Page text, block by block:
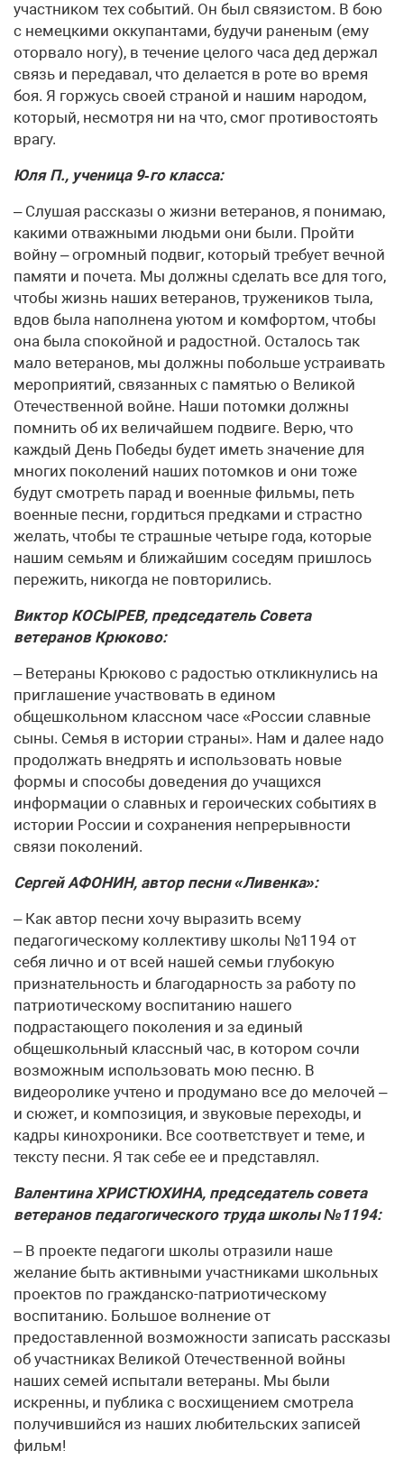
участником тех событий. Он был связистом. В бою
с немецкими оккупантами, будучи раненым (ему
оторвало ногу), в течение целого часа дед держал
связь и передавал, что делается в роте во время
боя. Я горжусь своей страной и нашим народом,
который, несмотря ни на что, смог противостоять
врагу.
Юля П., ученица 9‑го класса:
– Слушая рассказы о жизни ветеранов, я понимаю,
какими отважными людьми они были. Пройти
войну – огромный подвиг, который требует вечной
памяти и почета. Мы должны сделать все для того,
чтобы жизнь наших ветеранов, тружеников тыла,
вдов была наполнена уютом и комфортом, чтобы
она была спокойной и радостной. Осталось так
мало ветеранов, мы должны побольше устраивать
мероприятий, связанных с памятью о Великой
Отечественной войне. Наши потомки должны
помнить об их величайшем подвиге. Верю, что
каждый День Победы будет иметь значение для
многих поколений наших потомков и они тоже
будут смотреть парад и военные фильмы, петь
военные песни, гордиться предками и страстно
желать, чтобы те страшные четыре года, которые
нашим семьям и ближайшим соседям пришлось
пережить, никогда не повторились.
Виктор КОСЫРЕВ, председатель Совета
ветеранов Крюково:
– Ветераны Крюково с радостью откликнулись на
приглашение участвовать в едином
общешкольном классном часе «России славные
сыны. Семья в истории страны». Нам и далее надо
продолжать внедрять и использовать новые
формы и способы доведения до учащихся
информации о славных и героических событиях в
истории России и сохранения непрерывности
связи поколений.
Сергей АФОНИН, автор песни «Ливенка»:
– Как автор песни хочу выразить всему
педагогическому коллективу школы №1194 от
себя лично и от всей нашей семьи глубокую
признательность и благодарность за работу по
патриотическому воспитанию нашего
подрастающего поколения и за единый
общешкольный классный час, в котором сочли
возможным использовать мою песню. В
видеоролике учтено и продумано все до мелочей –
и сюжет, и композиция, и звуковые переходы, и
кадры кинохроники. Все соответствует и теме, и
тексту песни. Я так себе ее и представлял.
Валентина ХРИСТЮХИНА, председатель совета
ветеранов педагогического труда школы №1194:
– В проекте педагоги школы отразили наше
желание быть активными участниками школьных
проектов по гражданско-патриотическому
воспитанию. Большое волнение от
предоставленной возможности записать рассказы
об участниках Великой Отечественной войны
наших семей испытали ветераны. Мы были
искренны, и публика с восхищением смотрела
получившийся из наших любительских записей
фильм!